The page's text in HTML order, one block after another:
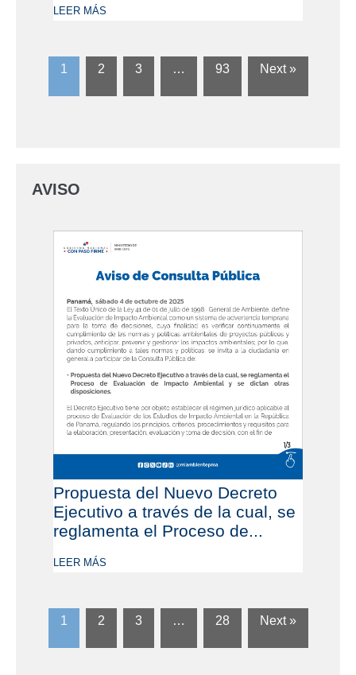
LEER MÁS
1 2 3 … 93 Next »
AVISO
Propuesta del Nuevo Decreto
Ejecutivo a través de la cual, se
reglamenta el Proceso de...
LEER MÁS
1 2 3 … 28 Next »